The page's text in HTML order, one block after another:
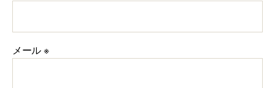
メール※